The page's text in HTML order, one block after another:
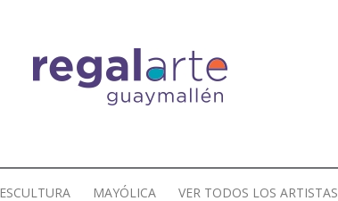
ESCULTURA MAYÓLICA VER TODOS LOS ARTISTAS